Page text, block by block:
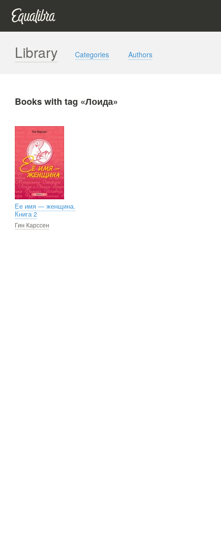
Library Categories Authors
Books with tag «Лоида»
Ее имя — женщина.
Книга 2
Гин Карссен